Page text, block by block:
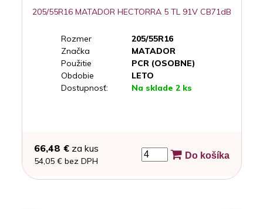
205/55R16 MATADOR HECTORRA 5 TL 91V CB71dB
Rozmer
205/55R16
Značka
MATADOR
Použitie
PCR (OSOBNE)
Obdobie
LETO
Dostupnosť:
Na sklade 2 ks
66,48 €za kus
54,05 € bez DPH
Do košíka